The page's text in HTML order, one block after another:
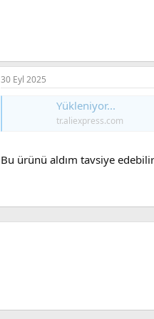
30 Eyl 2025
Yükleniyor...
tr.aliexpress.com
Bu ürünü aldım tavsiye